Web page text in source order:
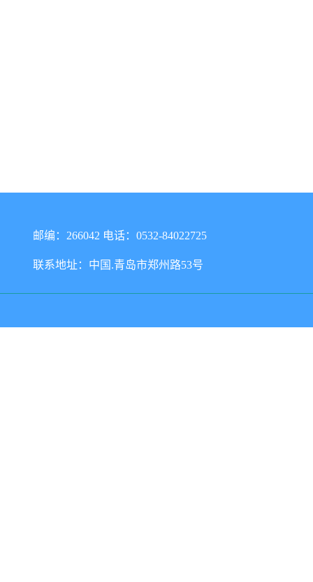
邮编：266042 电话：0532-84022725
联系地址：中国.青岛市郑州路53号